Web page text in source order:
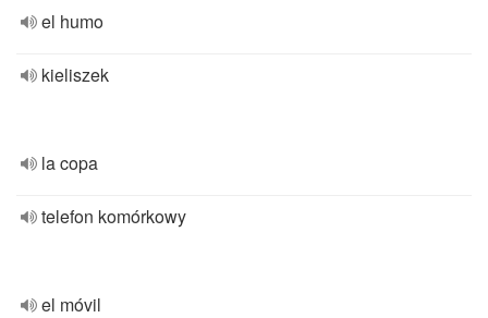
el humo
kieliszek
la copa
telefon komórkowy
el móvil